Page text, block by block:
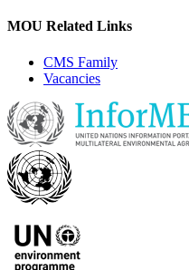
MOU Related Links
CMS Family
Vacancies